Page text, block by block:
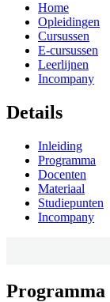
Home
Opleidingen
Cursussen
E-cursussen
Leerlijnen
Incompany
Details
Inleiding
Programma
Docenten
Materiaal
Studiepunten
Incompany
Programma